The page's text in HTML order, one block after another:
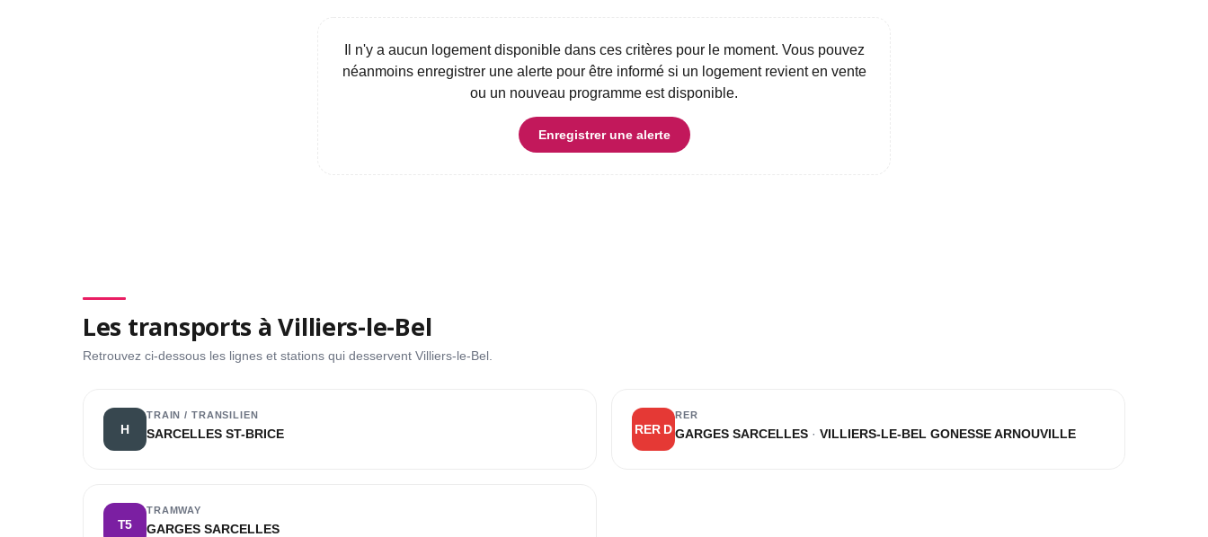
Il n'y a aucun logement disponible dans ces critères pour le moment. Vous pouvez
néanmoins enregistrer une alerte pour être informé si un logement revient en vente
ou un nouveau programme est disponible.
Enregistrer une alerte
Les transports à Villiers-le-Bel
Retrouvez ci-dessous les lignes et stations qui desservent Villiers-le-Bel.
H
TRAIN / TRANSILIEN
SARCELLES ST-BRICE RER D
RER
GARGES SARCELLES · VILLIERS-LE-BEL GONESSE ARNOUVILLE
T5
TRAMWAY
GARGES SARCELLES